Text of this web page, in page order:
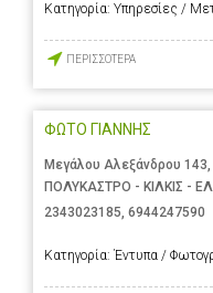
Κατηγορία: Υπηρεσίες /
ΠΕΡΙΣΣΟΤΕΡΑ
ΦΩΤΟ ΓΙΑΝΝΗΣ
Μεγάλου Αλεξάνδρου
ΠΟΛΥΚΑΣΤΡΟ - ΚΙΛΚΙΣ -
2343023185, 6944247590
Κατηγορία: Έντυπα /